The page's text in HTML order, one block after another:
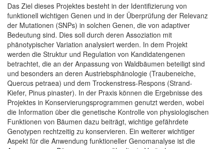
Das Ziel dieses Projektes besteht in der Identifizierung von
funktionell wichtigen Genen und in der Überprüfung der Relevanz
der Mutationen (SNPs) in solchen Genen, die von adaptiver
Bedeutung sind. Dies soll durch deren Assoziation mit
phänotypischer Variation analysiert werden. In dem Projekt
werden die Struktur und Regulation von Kandidatengenen
betrachtet, die an der Anpassung von Waldbäumen beteiligt sind
und besonders an deren Austriebsphänologie (Traubeneiche,
Quercus petraea) und dem Trockenstress-Respons (Strand-
Kiefer, Pinus pinaster). In der Praxis können die Ergebnisse des
Projektes in Konservierungsprogrammen genutzt werden, wobei
die Information über die genetische Kontrolle von physiologischen
Funktionen von Bäumen dazu beiträgt, wichtige gefährdete
Genotypen rechtzeitig zu konservieren. Ein weiterer wichtiger
Aspekt für die Anwendung funktioneller Genomanalyse ist die